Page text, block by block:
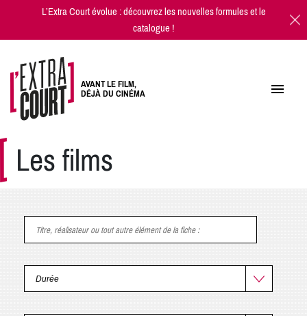
L’Extra Court évolue : découvrez lesnouvelles formulesetle
catalogue!
AVANT LE FILM,
DÉJÀ DU CINÉMA
Les films
Titre, réalisateur ou tout autre élément de la fiche: